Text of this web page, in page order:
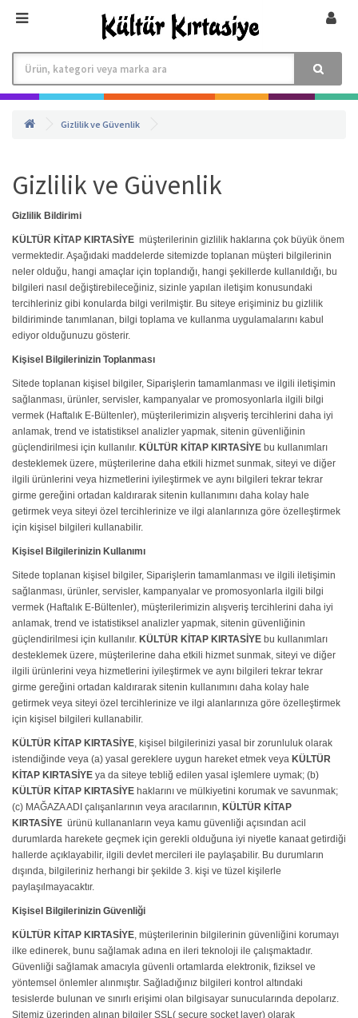
Gizlilik ve Güvenlik
Gizlilik ve Güvenlik
Gizlilik Bildirimi
KÜLTÜR KİTAP KIRTASİYE müşterilerinin gizlilik haklarına çok büyük önem
vermektedir. Aşağıdaki maddelerde sitemizde toplanan müşteri bilgilerinin
neler olduğu, hangi amaçlar için toplandığı, hangi şekillerde kullanıldığı, bu
bilgileri nasıl değiştirebileceğiniz, sizinle yapılan iletişim konusundaki
tercihleriniz gibi konularda bilgi verilmiştir. Bu siteye erişiminiz bu gizlilik
bildiriminde tanımlanan, bilgi toplama ve kullanma uygulamalarını kabul
ediyor olduğunuzu gösterir.
Kişisel Bilgilerinizin Toplanması
Sitede toplanan kişisel bilgiler, Siparişlerin tamamlanması ve ilgili iletişimin
sağlanması, ürünler, servisler, kampanyalar ve promosyonlarla ilgili bilgi
vermek (Haftalık E-Bültenler), müşterilerimizin alışveriş tercihlerini daha iyi
anlamak, trend ve istatistiksel analizler yapmak, sitenin güvenliğinin
güçlendirilmesi için kullanılır. KÜLTÜR KİTAP KIRTASİYE bu kullanımları
desteklemek üzere, müşterilerine daha etkili hizmet sunmak, siteyi ve diğer
ilgili ürünlerini veya hizmetlerini iyileştirmek ve aynı bilgileri tekrar tekrar
girme gereğini ortadan kaldırarak sitenin kullanımını daha kolay hale
getirmek veya siteyi özel tercihlerinize ve ilgi alanlarınıza göre özelleştirmek
için kişisel bilgileri kullanabilir.
Kişisel Bilgilerinizin Kullanımı
Sitede toplanan kişisel bilgiler, Siparişlerin tamamlanması ve ilgili iletişimin
sağlanması, ürünler, servisler, kampanyalar ve promosyonlarla ilgili bilgi
vermek (Haftalık E-Bültenler), müşterilerimizin alışveriş tercihlerini daha iyi
anlamak, trend ve istatistiksel analizler yapmak, sitenin güvenliğinin
güçlendirilmesi için kullanılır. KÜLTÜR KİTAP KIRTASİYE bu kullanımları
desteklemek üzere, müşterilerine daha etkili hizmet sunmak, siteyi ve diğer
ilgili ürünlerini veya hizmetlerini iyileştirmek ve aynı bilgileri tekrar tekrar
girme gereğini ortadan kaldırarak sitenin kullanımını daha kolay hale
getirmek veya siteyi özel tercihlerinize ve ilgi alanlarınıza göre özelleştirmek
için kişisel bilgileri kullanabilir.
KÜLTÜR KİTAP KIRTASİYE, kişisel bilgilerinizi yasal bir zorunluluk olarak
istendiğinde veya (a) yasal gereklere uygun hareket etmek veya KÜLTÜR
KİTAP KIRTASİYE ya da siteye tebliğ edilen yasal işlemlere uymak; (b)
KÜLTÜR KİTAP KIRTASİYE haklarını ve mülkiyetini korumak ve savunmak;
(c) MAĞAZA ADI çalışanlarının veya aracılarının, KÜLTÜR KİTAP
KIRTASİYE ürünü kullananların veya kamu güvenliği açısından acil
durumlarda harekete geçmek için gerekli olduğuna iyi niyetle kanaat getirdiği
hallerde açıklayabilir, ilgili devlet mercileri ile paylaşabilir. Bu durumların
dışında, bilgileriniz herhangi bir şekilde 3. kişi ve tüzel kişilerle
paylaşılmayacaktır.
Kişisel Bilgilerinizin Güvenliği
KÜLTÜR KİTAP KIRTASİYE, müşterilerinin bilgilerinin güvenliğini korumayı
ilke edinerek, bunu sağlamak adına en ileri teknoloji ile çalışmaktadır.
Güvenliği sağlamak amacıyla güvenli ortamlarda elektronik, fiziksel ve
yöntemsel önlemler alınmıştır. Sağladığınız bilgileri kontrol altındaki
tesislerde bulunan ve sınırlı erişimi olan bilgisayar sunucularında depolarız.
Sitemiz üzerinden alınan bilgiler SSL( secure socket layer) olarak